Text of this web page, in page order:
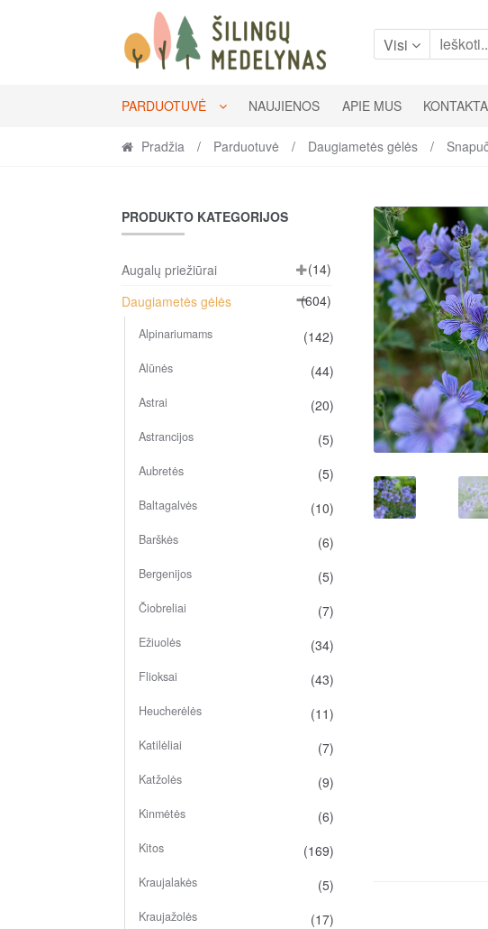
to
navigation
to
content
Visi
PARDUOTUVĖ NAUJIENOS APIE MUS
Pradžia / Parduotuvė / Daugiametės gėlės /
PRODUKTO KATEGORIJOS
Augalų priežiūrai
(14)
Daugiametės gėlės
(604)
Alpinariumams (142)
Alūnės (44)
Astrai (20)
Astrancijos (5)
Aubretės (5)
Baltagalvės (10)
Barškės (6)
Bergenijos (5)
Čiobreliai (7)
Ežiuolės (34)
Flioksai (43)
Heucherėlės (11)
Katilėliai (7)
Katžolės (9)
Kinmėtės (6)
Kitos (169)
Kraujalakės (5)
Kraujažolės (17)